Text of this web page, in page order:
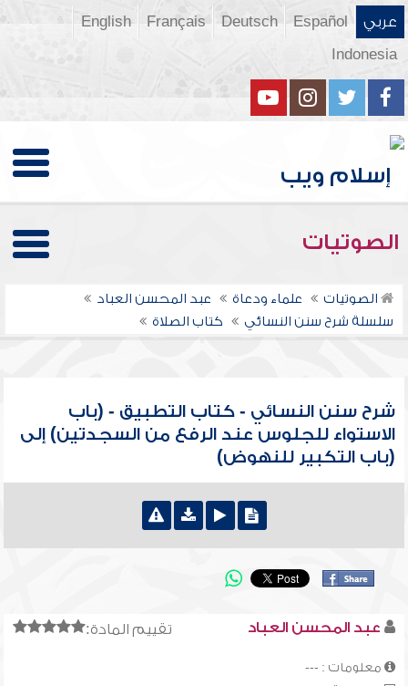
عربي Español
Deutsch
Français
English
Indonesia
الصوتيات
الصوتيات علماء ودعاة
عبد المحسن العباد
سلسلة شرح سنن النسائي
كتاب الصلاة
شرح سنن النسائي - كتاب التطبيق - (باب
الاستواء للجلوس عند الرفع من السجدتين) إلى
(باب التكبير للنهوض)
تقييم المادة: عبد المحسن العباد
معلومات : ---